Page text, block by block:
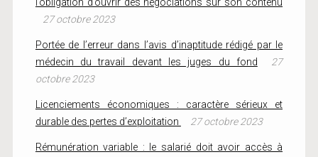
27 octobre 2023
Portée de l’erreur dans l’avis d’inaptitude rédigé par le
médecin du travail devant les juges du fond
27
octobre 2023
Licenciements économiques : caractère sérieux et
durable des pertes d’exploitation
27 octobre 2023
Rémunération variable : le salarié doit avoir accès à